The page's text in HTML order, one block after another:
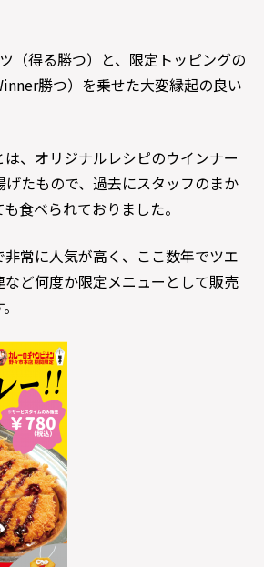
（得る勝つ）と、限定トッピングの
勝つ）を乗せた大変縁起の良い
、オリジナルレシピのウインナー
たもので、過去にスタッフのまか
食べられておりました。
常に人気が高く、ここ数年でツエ
ど何度か限定メニューとして販売